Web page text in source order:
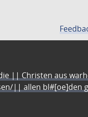
|| Christen aus
|| allen bl#[oe]den